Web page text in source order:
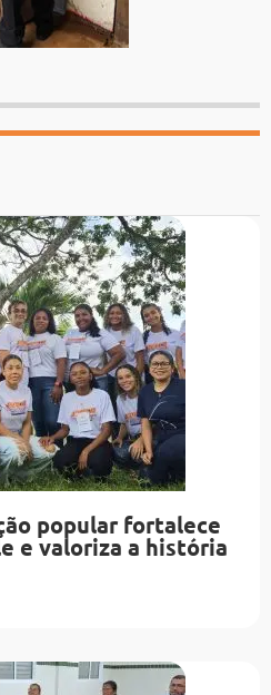
popular fortalece
e valoriza a história